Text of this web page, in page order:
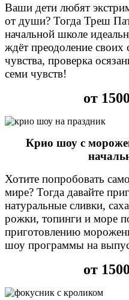
Ваши дети любят
от души? Тогда Треш
начальной школе
ждёт преодоление своих
чувства, проверка
семи чувств!
от
Крио шоу с
Хотите попробовать
мире? Тогда давайте
натуральные сливки,
рожки, топинги и море
приготовлению
шоу программы на
от